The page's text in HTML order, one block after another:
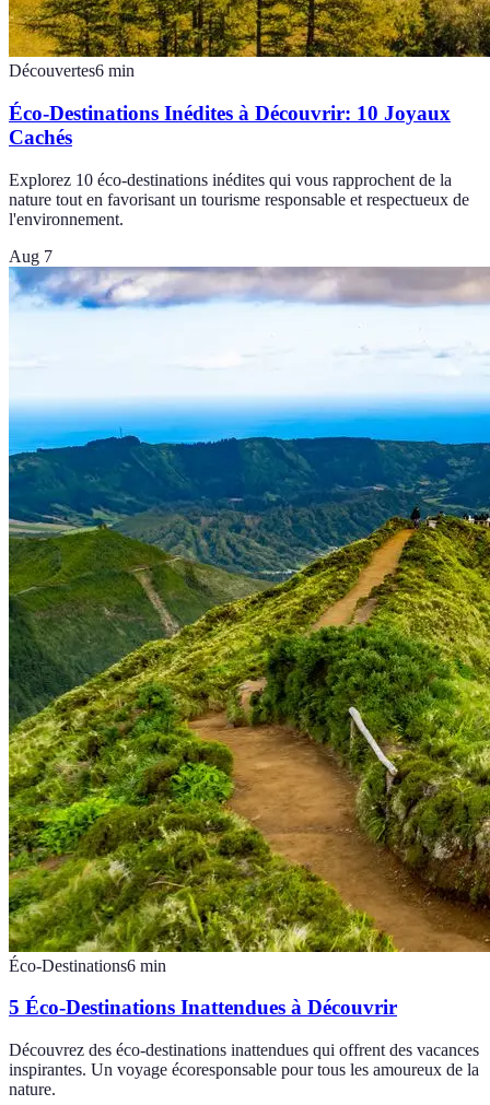
Découvertes6 min
Éco-Destinations Inédites à Découvrir: 10 Joyaux
Cachés
Explorez 10 éco-destinations inédites qui vous rapprochent de la
nature tout en favorisant un tourisme responsable et respectueux de
l'environnement.
Aug 7
Éco-Destinations6 min
5 Éco-Destinations Inattendues à Découvrir
Découvrez des éco-destinations inattendues qui offrent des vacances
inspirantes. Un voyage écoresponsable pour tous les amoureux de la
nature.